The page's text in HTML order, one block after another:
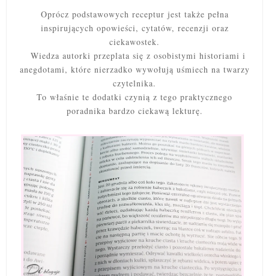
Oprócz podstawowych receptur jest także pełna
inspirujących opowieści, cytatów, recenzji oraz
ciekawostek.
Wiedza autorki przeplata się z osobistymi historiami i
anegdotami, które nierzadko wywołują uśmiech na twarzy
czytelnika.
To właśnie te dodatki czynią z tego praktycznego
poradnika bardzo ciekawą lekturę.